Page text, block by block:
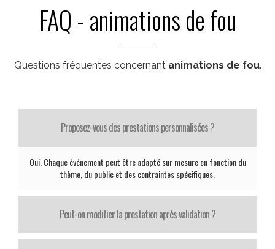
FAQ - animations de fou
Questions fréquentes concernant animations de fou.
Proposez-vous des prestations personnalisées ?
Oui. Chaque événement peut être adapté sur mesure en fonction du
thème, du public et des contraintes spécifiques.
Peut-on modifier la prestation après validation ?